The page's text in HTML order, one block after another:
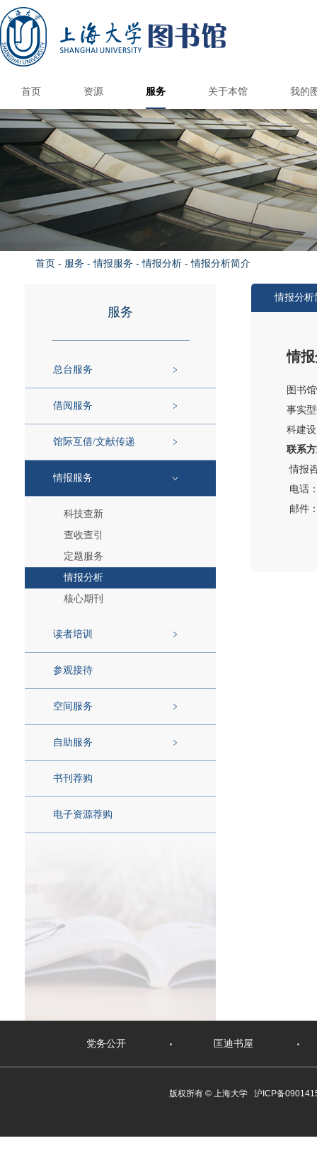
首页 资源
电子资源 数据库导航
CARSI访问数据库
电子期刊导航
上大学术资源地图
电子图书
多媒体资源
校外访问
版权公告
纸本资源 书刊捐赠
新书通告
馆藏报刊目录
国内外图书馆 985高校馆
211高校馆
港澳台高校馆
国外高校馆
国内外公共馆
服务
总台服务 学位论文提交系统
借阅服务 读者指南
开通与使用
借还书
续借
图书预约/委托取书
遗失损坏与赔偿
读者服务总览
阅览室规则
馆际互借/文献传递 馆际互借和文献传
版权声明
补贴政策&收费
联系方式
情报服务 科技查新
查收查引
定题服务
情报分析
核心期刊
读者培训 新生入馆教育
讲座培训
文献检索课程
参观接待
空间服务 自修/研究空间预约
钱伟长馆空间预约
文荟馆空间预约
自助服务 自助借还书
借阅电子书刊
自助选座
书刊荐购
电子资源荐购
关于本馆
本馆概况 校本部
钱伟长
文荟图
联合图
开放时间 校本部
钱伟长
文荟图
联合图
机构组织 图书馆
部门
规章制度 读者
借阅
图书馆
研究与交流 图书馆
图书馆
图书馆
图书馆研究生 研究生
研究
研究
品牌服务 新生
读书
毕业
优质服
馆员天地 图书馆
学术
核心
馆内信
联系我们 联系图
联系专
我的
首页 - 服务 -情报服务 -情报分析 -情报分析简介
服务
总台服务
借阅服务
馆际互借/文献传递
情报服务
科技查新
查收查引
定题服务
情报分析
核心期刊
读者培训
参观接待
空间服务
自助服务
书刊荐购
电子资源荐购
情报分析
情
图书
事实
科建
联系
情报
电话
邮件
党务公开 匡迪书屋
版权所有 © 上海大学 沪ICP备